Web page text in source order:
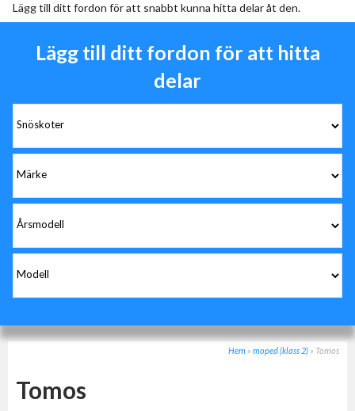
Lägg till ditt fordon för att snabbt kunna hitta delar åt den.
Lägg till ditt fordon för att hitta
delar
Hem » moped (klass 2) » Tomos
Tomos